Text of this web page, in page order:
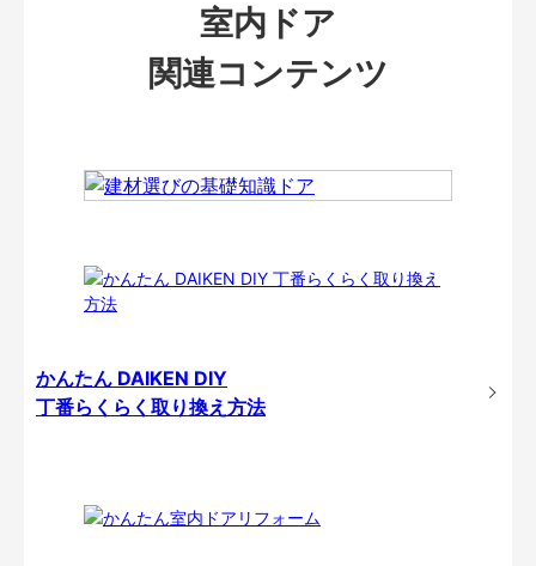
室内ドア
関連コンテンツ
かんたん DAIKEN DIY
丁番らくらく取り換え方法